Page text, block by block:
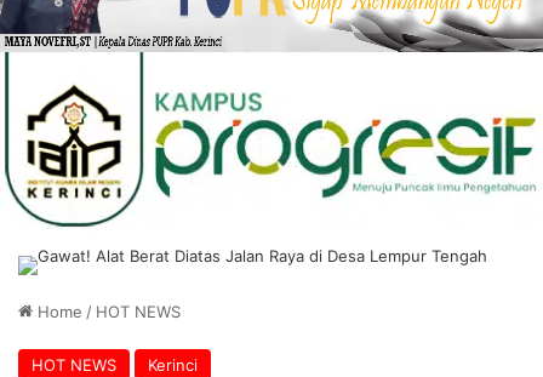
Home / HOT NEWS
HOT NEWS Kerinci